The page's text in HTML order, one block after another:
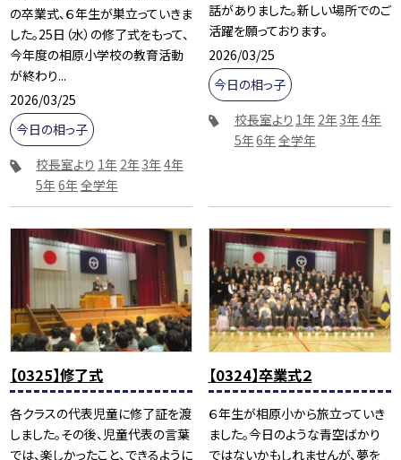
の卒業式、６年生が巣立っていきま
した。25日（水）の修了式をもって、
今年度の相原小学校の教育活動
が終わり...
2026/03/25
今日の相っ子
校長室より 1年 2年3年4年
5年6年全学年
話がありました。新しい場所でのご
活躍を願っております。
2026/03/25
今日の相っ子
校長室より 1年 2年3年4年
5年6年全学年
【0325】修了式
各クラスの代表児童に修了証を渡
しました。その後、児童代表の言葉
では、楽しかったこと、できるように
【0324】卒業式２
６年生が相原小から旅立っていき
ました。今日のような青空ばかり
ではないかもしれませんが、夢を